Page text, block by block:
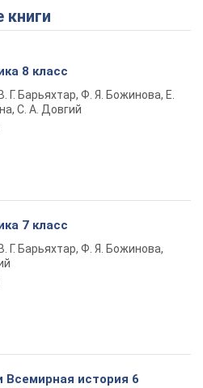
книги
8 класс
В. Г. Барьяхтар, Ф. Я. Божинова, Е.
С. А. Довгий
7 класс
В. Г. Барьяхтар, Ф. Я. Божинова,
Всемирная история 6